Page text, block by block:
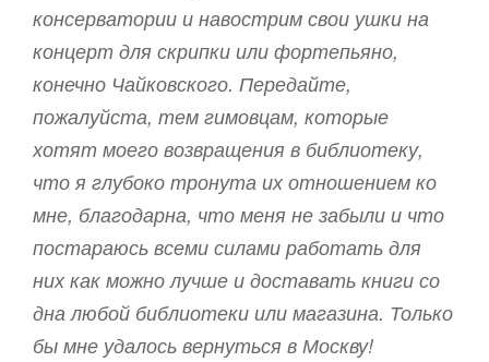
консерватории и навострим свои ушки на
концерт для скрипки или фортепьяно,
конечно Чайковского. Передайте,
пожалуйста, тем гимовцам, которые
хотят моего возвращения в библиотеку,
что я глубоко тронута их отношением ко
мне, благодарна, что меня не забыли и что
постараюсь всеми силами работать для
них как можно лучше и доставать книги со
дна любой библиотеки или магазина. Только
бы мне удалось вернуться в Москву!